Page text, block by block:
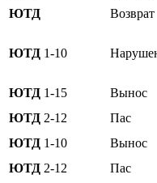
ЮТД
Возврат
ЮТД 1-10
ЮТД 1-15 Вынос
ЮТД 2-12 Пас
ЮТД 1-10 Вынос
ЮТД 2-12 Пас